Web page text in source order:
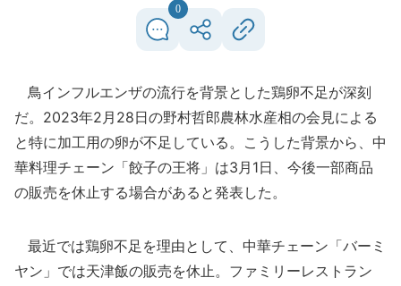
0
鳥インフルエンザの流行を背景とした鶏卵不足が深刻
だ。2023年2月28日の野村哲郎農林水産相の会見による
と特に加工用の卵が不足している。こうした背景から、中
華料理チェーン「餃子の王将」は3月1日、今後一部商品
の販売を休止する場合があると発表した。
最近では鶏卵不足を理由として、中華チェーン「バーミ
ヤン」では天津飯の販売を休止。ファミリーレストラン